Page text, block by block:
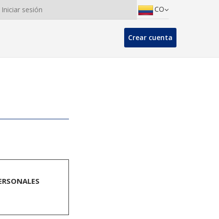
Iniciar sesión CO
Crear cuenta